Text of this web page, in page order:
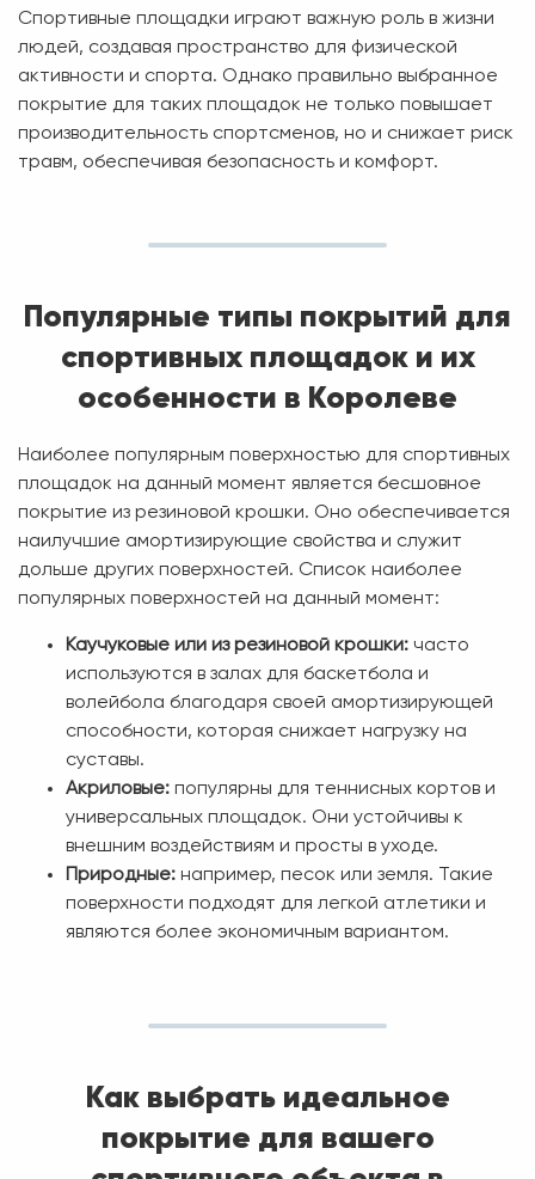
Спортивные площадки играют важную роль в жизни
людей, создавая пространство для физической
активности и спорта. Однако правильно выбранное
покрытие для таких площадок не только повышает
производительность спортсменов, но и снижает риск
травм, обеспечивая безопасность и комфорт.
Популярные типы покрытий для
спортивных площадок и их
особенности в Королеве
Наиболее популярным поверхностью для спортивных
площадок на данный момент является бесшовное
покрытие из резиновой крошки. Оно обеспечивается
наилучшие амортизирующие свойства и служит
дольше других поверхностей. Список наиболее
популярных поверхностей на данный момент:
Каучуковые или из резиновой крошки: часто
используются в залах для баскетбола и
волейбола благодаря своей амортизирующей
способности, которая снижает нагрузку на
суставы.
Акриловые: популярны для теннисных кортов и
универсальных площадок. Они устойчивы к
внешним воздействиям и просты в уходе.
Природные: например, песок или земля. Такие
поверхности подходят для легкой атлетики и
являются более экономичным вариантом.
Как выбрать идеальное
покрытие для вашего